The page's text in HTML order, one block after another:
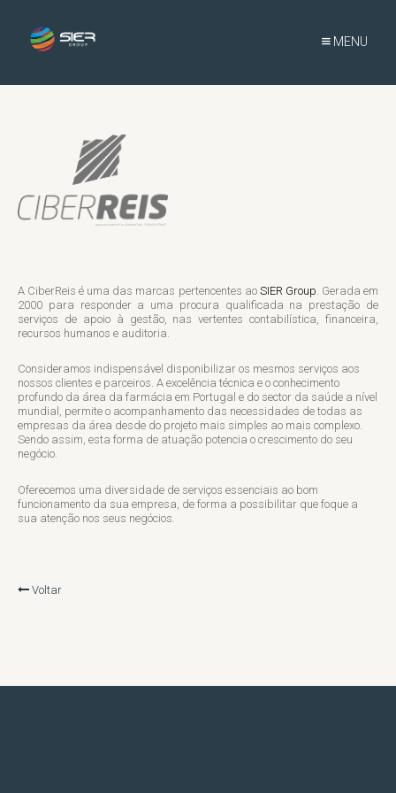
MENU
A CiberReis é uma das marcas pertencentes ao SIER Group . Gerada em
2000 para responder a uma procura qualificada na prestação de
serviços de apoio à gestão, nas vertentes contabilística, financeira,
recursos humanos e auditoria.
Consideramos indispensável disponibilizar os mesmos serviços aos
nossos clientes e parceiros. A excelência técnica e o conhecimento
profundo da área da farmácia em Portugal e do sector da saúde a nível
mundial, permite o acompanhamento das necessidades de todas as
empresas da área desde do projeto mais simples ao mais complexo.
Sendo assim, esta forma de atuação potencia o crescimento do seu
negócio.
Oferecemos uma diversidade de serviços essenciais ao bom
funcionamento da sua empresa, de forma a possibilitar que foque a
sua atenção nos seus negócios.
Voltar